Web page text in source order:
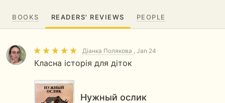
BOOKS READERS' REVIEWS PEOPLE
Діанка Полякова , Jan 24
Класна історія для діток
Нужный ослик